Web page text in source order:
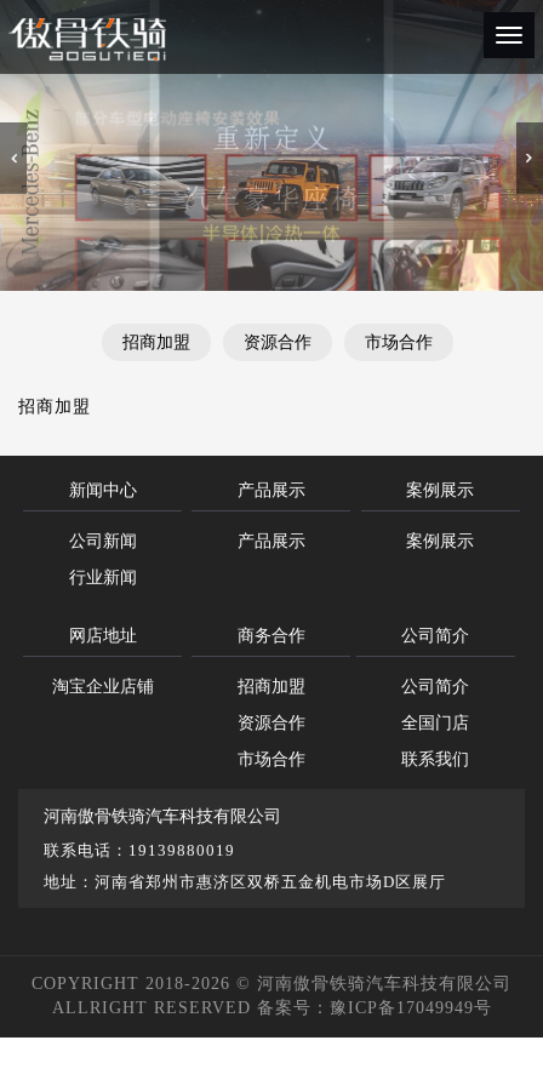
招商加盟 资源合作 市场合作
招商加盟
新闻中心
公司新闻
行业新闻
产品展示
产品展示
案例展示
案例展示
网店地址
淘宝企业店铺
商务合作
招商加盟
资源合作
市场合作
公司简介
公司简介
全国门店
联系我们
河南傲骨铁骑汽车科技有限公司
联系电话：19139880019
地址：河南省郑州市惠济区双桥五金机电市场D区展厅
COPYRIGHT 2018-2026 © 河南傲骨铁骑汽车科技有限公司
ALLRIGHT RESERVED 备案号： 豫ICP备17049949号